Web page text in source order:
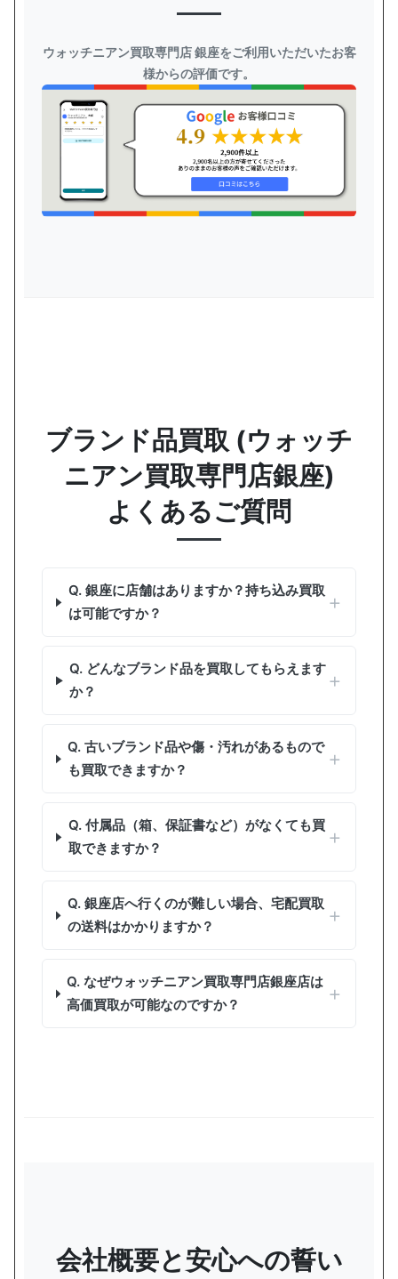
ウォッチニアン買取専門店 銀座をご利用いただいたお客
様からの評価です。
ブランド品買取 (ウォッチ
ニアン買取専門店銀座)
よくあるご質問
Q. 銀座に店舗はありますか？持ち込み買取
は可能ですか？
Q. どんなブランド品を買取してもらえます
か？
Q. 古いブランド品や傷・汚れがあるもので
も買取できますか？
Q. 付属品（箱、保証書など）がなくても買
取できますか？
Q. 銀座店へ行くのが難しい場合、宅配買取
の送料はかかりますか？
Q. なぜウォッチニアン買取専門店銀座店は
高価買取が可能なのですか？
会社概要と安心への誓い